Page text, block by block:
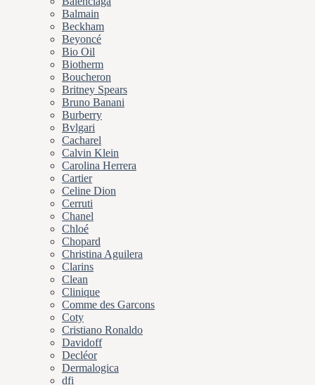
Balmain
Beckham
Beyoncé
Bio Oil
Biotherm
Boucheron
Britney Spears
Bruno Banani
Burberry
Bvlgari
Cacharel
Calvin Klein
Carolina Herrera
Cartier
Celine Dion
Cerruti
Chanel
Chloé
Chopard
Christina Aguilera
Clarins
Clean
Clinique
Comme des Garcons
Coty
Cristiano Ronaldo
Davidoff
Decléor
Dermalogica
dfi